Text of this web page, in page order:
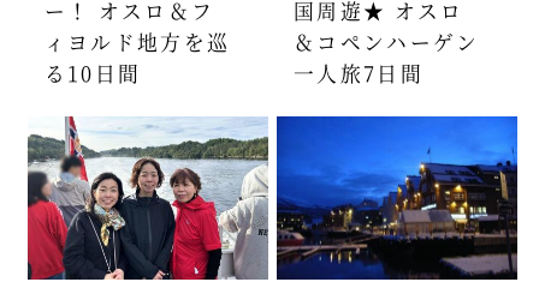
ー！ オスロ＆フ
ィヨルド地方を巡
る10日間
国周遊★ オスロ
＆コペンハーゲン
一人旅7日間